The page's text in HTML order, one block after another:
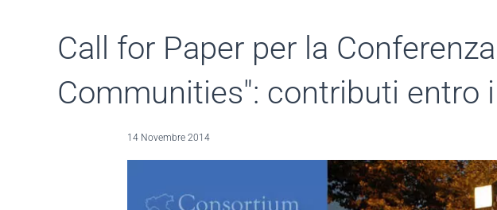
Call for Paper per la
Communities": contributi entro
14 Novembre 2014